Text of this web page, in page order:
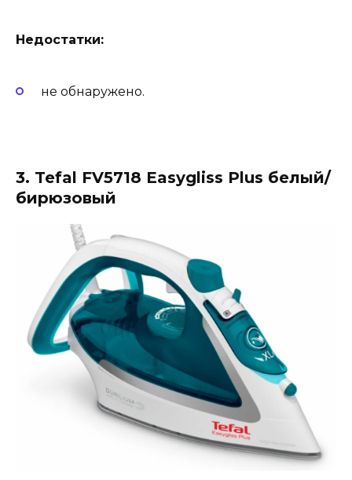
Недостатки:
не обнаружено.
3. Tefal FV5718 Easygliss Plus белый/
бирюзовый